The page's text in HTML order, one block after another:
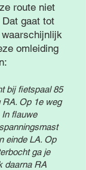
route niet
Dat gaat tot
omleiding
bij fietspaal 85
Op 1e weg
flauwe
einde LA. Op
ga je
daarna RA